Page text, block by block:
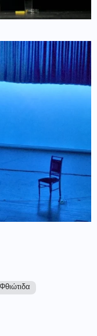
Φθιώτιδα